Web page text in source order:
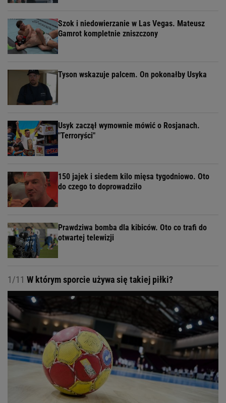
Szok i niedowierzanie w Las Vegas. Mateusz
Gamrot kompletnie zniszczony
Tyson wskazuje palcem. On pokonałby Usyka
Usyk zaczął wymownie mówić o Rosjanach.
"Terroryści"
150 jajek i siedem kilo mięsa tygodniowo. Oto
do czego to doprowadziło
Prawdziwa bomba dla kibiców. Oto co trafi do
otwartej telewizji
1/11 W którym sporcie używa się takiej piłki?